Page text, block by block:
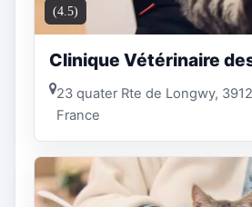
(4.5)
Clinique Vétérinaire
23 quater Rte de Longwy,
France